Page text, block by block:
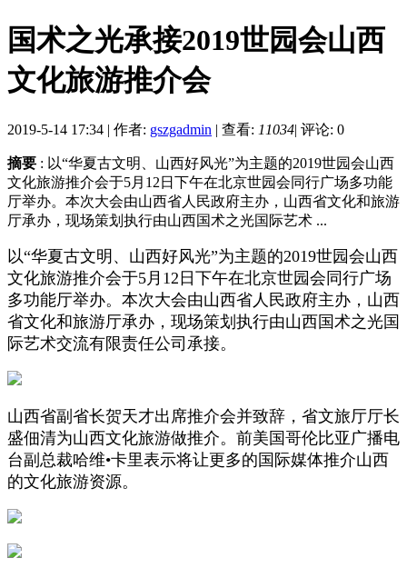
国术之光承接2019世园会山西
文化旅游推介会
2019-5-14 17:34 | 作者: gszgadmin | 查看: 11034| 评论: 0
摘要 : 以“华夏古文明、山西好风光”为主题的2019世园会山西
文化旅游推介会于5月12日下午在北京世园会同行广场多功能
厅举办。本次大会由山西省人民政府主办，山西省文化和旅游
厅承办，现场策划执行由山西国术之光国际艺术 ...
以“华夏古文明、山西好风光”为主题的2019世园会山西
文化旅游推介会于5月12日下午在北京世园会同行广场
多功能厅举办。本次大会由山西省人民政府主办，山西
省文化和旅游厅承办，现场策划执行由山西国术之光国
际艺术交流有限责任公司承接。
山西省副省长贺天才出席推介会并致辞，省文旅厅厅长
盛佃清为山西文化旅游做推介。前美国哥伦比亚广播电
台副总裁哈维•卡里表示将让更多的国际媒体推介山西
的文化旅游资源。